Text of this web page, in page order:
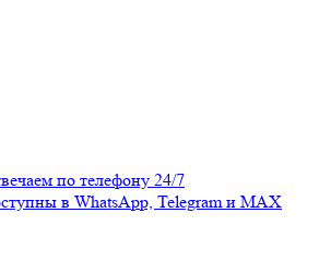
по телефону 24/7
в WhatsApp, Telegram и MAX